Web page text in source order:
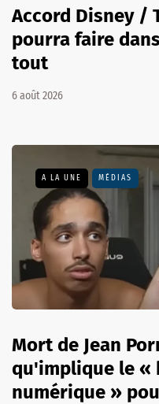
Accord Disney /
pourra faire
tout
6 août 2026
A LA UNE MÉDIAS
Mort de Jean
qu'implique le «
numérique »